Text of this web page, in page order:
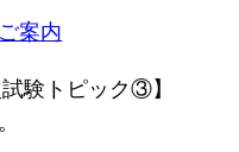
案内
験トピック③】